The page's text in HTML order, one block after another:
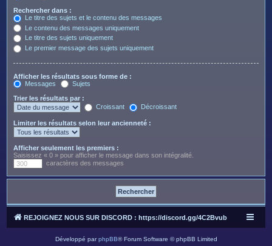
Rechercher dans :
Le titre des sujets et le contenu des messages
Le contenu des messages uniquement
Le titre des sujets uniquement
Le premier message des sujets uniquement
Afficher les résultats sous forme de :
Messages
Sujets
Trier les résultats par :
Croissant
Décroissant
Limiter les résultats selon leur ancienneté :
Afficher seulement les premiers :
Saisissez « 0 » pour afficher le message dans son intégralité.
caractères des messages
REJOIGNEZ NOUS SUR DISCORD : https://discord.gg/4C2Bvub
Développé parphpBB® Forum Software © phpBB Limited